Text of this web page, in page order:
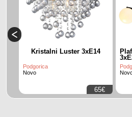
Kristalni Luster 3xE14
Podgorica
Novo
65€